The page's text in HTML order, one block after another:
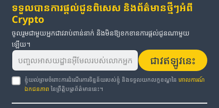
ទទួលបានការផ្តល់ជូនពិសេស និងព័ត៌មានថ្មីៗអំពី
Crypto
ចូលរួមជាមួយអ្នកជាវរាប់ពាន់នាក់ និងមិនឱ្យខកខានការផ្តល់ជូនណាមួយ
ឡើយ។
ជាវឥឡូវនេះ
ខ្ញុំយល់ព្រមចំពោះការដំណើរការទិន្នន័យរបស់ខ្ញុំ និងទទួលយកលក្ខខណ្ឌនៃគោលការណ៍
ឯកជនភាព នៃព្រឹត្តិបត្រព័ត៌មាននេះ។